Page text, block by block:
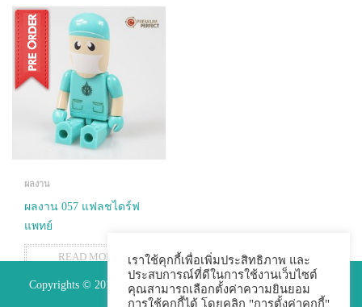
ผลงาน
ผลงาน 057 แฟลชไดร์ฟ
แพทย์
READ MORE
Copyrights © 2015 Premium Perfect Co.,ltd. All Rights Reserved.
เราใช้คุกกี้เพื่อเพิ่มประสิทธิภาพ และ
ประสบการณ์ที่ดีในการใช้งานเว็บไซต์
คุณสามารถเลือกตั้งค่าความยินยอม
การใช้คุกกี้ได้ โดยคลิก "การตั้งค่าคุกกี้"